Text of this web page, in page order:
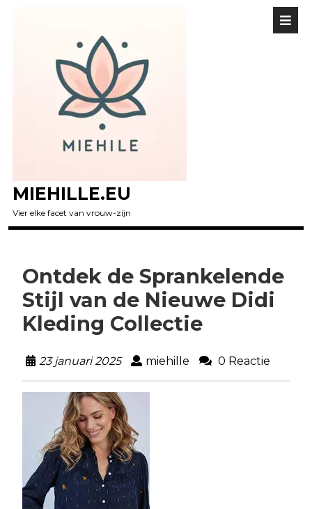
MIEHILLE.EU
Vier elke facet van vrouw-zijn
Ontdek de Sprankelende
Stijl van de Nieuwe Didi
Kleding Collectie
23 januari 2025 miehille 0 Reactie